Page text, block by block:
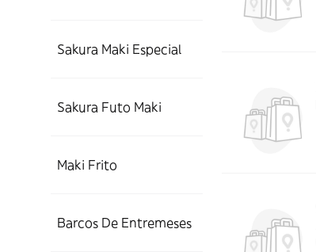
Sakura Maki Especial
Sakura Futo Maki
Maki Frito
Barcos De Entremeses